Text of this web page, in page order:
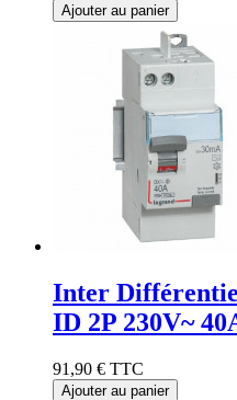
Ajouter au panier
Inter
ID 2P 230V~
91,90 € TTC
Ajouter au panier